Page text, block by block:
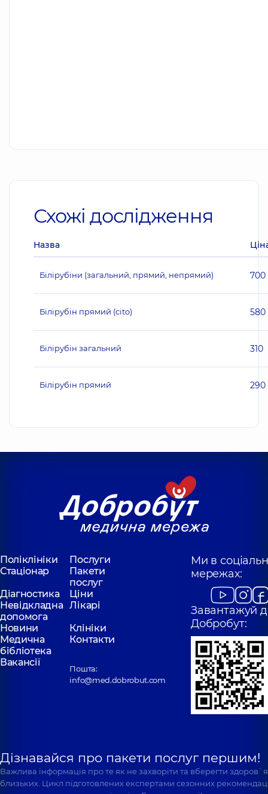
Схожі дослідження
Назва
Білірубіни (загальний, прямий, непрямий) 700
Білірубін прямий (cito) 580
Білірубін загальний 310
Білірубін прямий 290
Поліклініки
Послуги
Стаціонар
Пакети
послуг
Діагностика
Ціни
Невідкладна
допомога
Лікарі
Новини
Клініки
Медична
бібліотека
Контакти
Вакансії
Пошта:
info@med.dobrobut.com
Ми в
мережах:
Завантажуй
Добробут:
Дізнавайся про пакети послуг першим!
Важлива інформація про те як не захворіти та вберегти
близьких. Цикл підготовлених експертами сезонних